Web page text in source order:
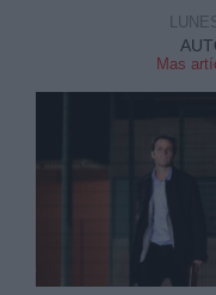
Mas